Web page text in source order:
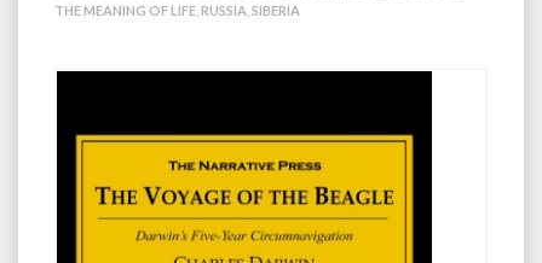
THE MEANING OF LIFE RUSSIA SIBERIA